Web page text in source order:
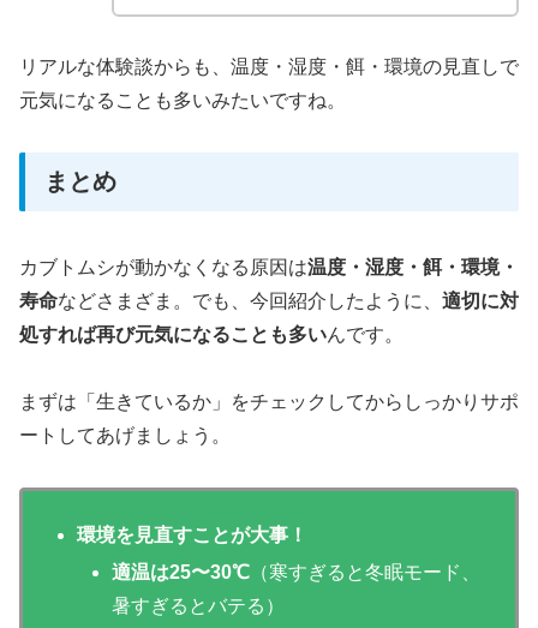
リアルな体験談からも、温度・湿度・餌・環境の見直しで
元気になることも多いみたいですね。
まとめ
カブトムシが動かなくなる原因は温度・湿度・餌・環境・
寿命などさまざま。でも、今回紹介したように、 適切に対
処すれば再び元気になることも多いんです。
まずは「生きているか」をチェックしてからしっかりサポ
ートしてあげましょう。
環境を見直すことが大事！
適温は25〜30℃ （寒すぎると冬眠モード、
暑すぎるとバテる）